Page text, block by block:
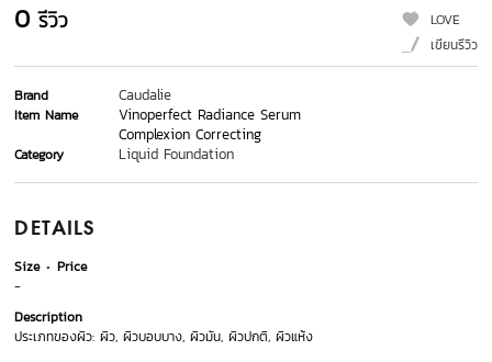
0 รีวิว
LOVE
เขียนรีวิว
Brand Caudalie
Item Name
Vinoperfect Radiance Serum
Complexion Correcting
Category Liquid Foundation
DETAILS
Size
Price
-
Description
ประเภทของผิว: ผิว, ผิวบอบบาง, ผิวมัน, ผิวปกติ, ผิวแห้ง